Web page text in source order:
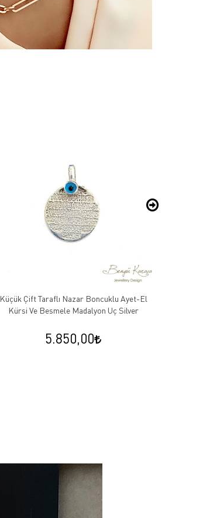
Küçük Çift Taraflı Nazar Boncuklu Ayet-El
Kürsi Ve Besmele Madalyon Uç Silver
5.850,00